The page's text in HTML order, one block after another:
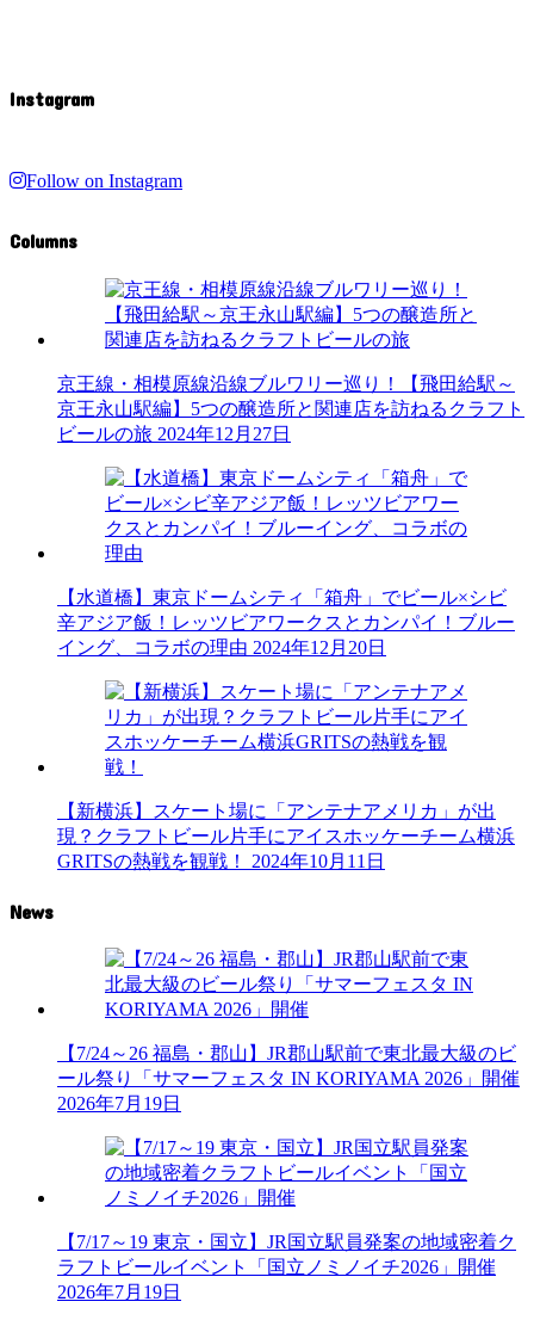
Instagram
Follow on Instagram
Columns
京王線・相模原線沿線ブルワリー巡り！【飛田給駅～
京王永山駅編】5つの醸造所と関連店を訪ねるクラフト
ビールの旅 2024年12月27日
【水道橋】東京ドームシティ「箱舟」でビール×シビ
辛アジア飯！レッツビアワークスとカンパイ！ブルー
イング、コラボの理由 2024年12月20日
【新横浜】スケート場に「アンテナアメリカ」が出
現？クラフトビール片手にアイスホッケーチーム横浜
GRITSの熱戦を観戦！
2024年10月11日
News
【7/24～26 福島・郡山】JR郡山駅前で東北最大級のビ
ール祭り「サマーフェスタ IN KORIYAMA 2026」開催
2026年7月19日
【7/17～19 東京・国立】JR国立駅員発案の地域密着ク
ラフトビールイベント「国立ノミノイチ2026」開催
2026年7月19日